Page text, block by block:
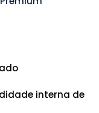
interna de